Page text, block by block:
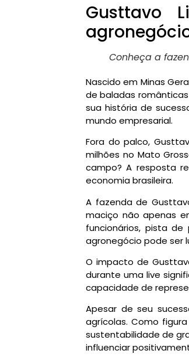
Gusttavo
Conheça a
Nascido em Minas
de baladas
sua história de
mundo empresarial.
Fora do palco,
milhões no Mato
campo? A resposta
economia brasileira.
A fazenda de
maciço não apenas
funcionários, pista
agronegócio pode ser
O impacto de
durante uma live
capacidade de
Apesar de seu
agrícolas. Como
sustentabilidade de
influenciar